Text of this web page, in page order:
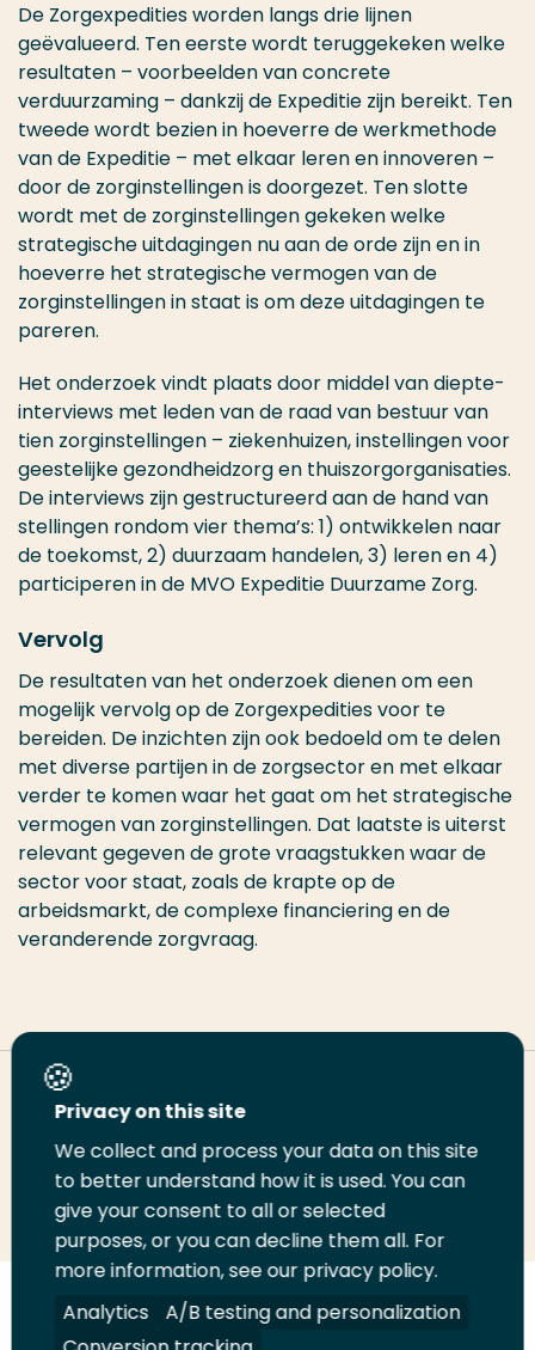
De Zorgexpedities worden langs drie lijnen
geëvalueerd. Ten eerste wordt teruggekeken welke
resultaten – voorbeelden van concrete
verduurzaming – dankzij de Expeditie zijn bereikt. Ten
tweede wordt bezien in hoeverre de werkmethode
van de Expeditie – met elkaar leren en innoveren –
door de zorginstellingen is doorgezet. Ten slotte
wordt met de zorginstellingen gekeken welke
strategische uitdagingen nu aan de orde zijn en in
hoeverre het strategische vermogen van de
zorginstellingen in staat is om deze uitdagingen te
pareren.
Het onderzoek vindt plaats door middel van diepte-
interviews met leden van de raad van bestuur van
tien zorginstellingen – ziekenhuizen, instellingen voor
geestelijke gezondheidzorg en thuiszorgorganisaties.
De interviews zijn gestructureerd aan de hand van
stellingen rondom vier thema’s: 1) ontwikkelen naar
de toekomst, 2) duurzaam handelen, 3) leren en 4)
participeren in de MVO Expeditie Duurzame Zorg.
Vervolg
De resultaten van het onderzoek dienen om een
mogelijk vervolg op de Zorgexpedities voor te
bereiden. De inzichten zijn ook bedoeld om te delen
met diverse partijen in de zorgsector en met elkaar
verder te komen waar het gaat om het strategische
vermogen van zorginstellingen. Dat laatste is uiterst
relevant gegeven de grote vraagstukken waar de
sector voor staat, zoals de krapte op de
arbeidsmarkt, de complexe financiering en de
veranderende zorgvraag.
Deel deze pagina
Deel
LinkedIn
Deel
op
Twitter
Deel
op
Facebook
Email
deze
pagina
Print
deze
pagina
Volg
ons
Volg
ons
Volg
ons
Volg
ons
Privacy on this site
We collect and process your data on this site
to better understand how it is used. You can
give your consent to all or selected
purposes, or you can decline them all. For
more information, see our privacy policy.
Analytics
A/B testing and personalization